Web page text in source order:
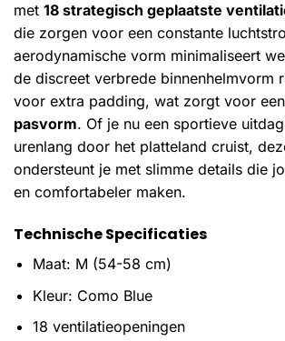
met 18 strategisch geplaatste
die zorgen voor een constante
aerodynamische vorm minimaliseert
de discreet verbrede binnenhelmvorm
voor extra padding, wat zorgt voor een
pasvorm. Of je nu een sportieve
urenlang door het platteland cruist,
ondersteunt je met slimme details die
en comfortabeler maken.
Technische Specificaties
Maat: M (54-58 cm)
Kleur: Como Blue
18 ventilatieopeningen